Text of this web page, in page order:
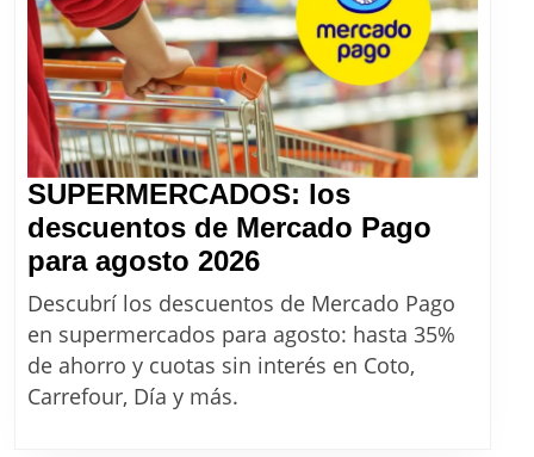
ahorrar
en
agosto
2026
SUPERMERCADOS: los
descuentos de Mercado Pago
para agosto 2026SUPERMERCADOS:
los
descuentos
de
Descubrí los descuentos de Mercado Pago
en supermercados para agosto: hasta 35%
de ahorro y cuotas sin interés en Coto,
Carrefour, Día y más.